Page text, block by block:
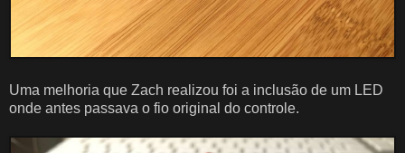
Uma melhoria que Zach realizou foi a inclusão de um LED
onde antes passava o fio original do controle.